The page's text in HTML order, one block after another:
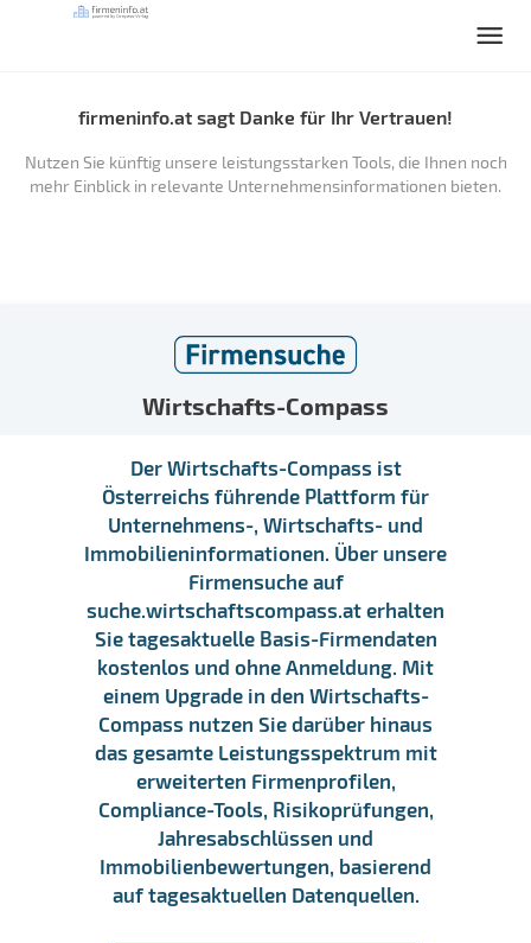
firmeninfo.at sagt Danke für Ihr Vertrauen!
Nutzen Sie künftig unsere leistungsstarken Tools, die Ihnen noch
mehr Einblick in relevante Unternehmensinformationen bieten.
Wirtschafts-Compass
Der Wirtschafts-Compass ist
Österreichs führende Plattform für
Unternehmens-, Wirtschafts- und
Immobilieninformationen. Über unsere
Firmensuche auf
suche.wirtschaftscompass.at erhalten
Sie tagesaktuelle Basis-Firmendaten
kostenlos und ohne Anmeldung. Mit
einem Upgrade in den Wirtschafts-
Compass nutzen Sie darüber hinaus
das gesamte Leistungsspektrum mit
erweiterten Firmenprofilen,
Compliance-Tools, Risikoprüfungen,
Jahresabschlüssen und
Immobilienbewertungen, basierend
auf tagesaktuellen Datenquellen.